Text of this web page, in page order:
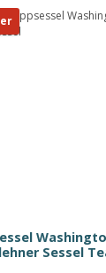
Sessel